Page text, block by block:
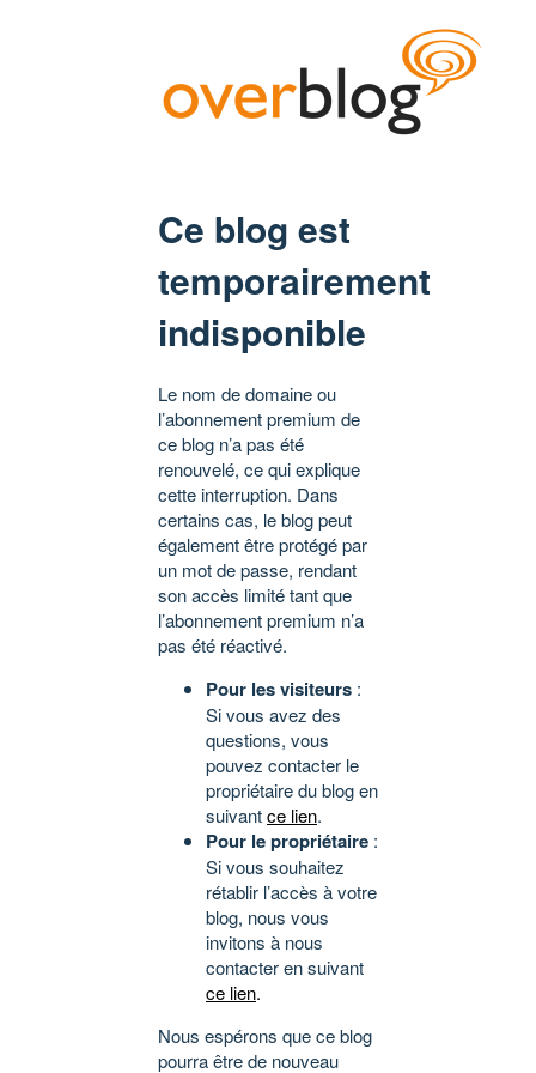
Ce blog est
temporairement
indisponible
Le nom de domaine ou
l’abonnement premium de
ce blog n’a pas été
renouvelé, ce qui explique
cette interruption. Dans
certains cas, le blog peut
également être protégé par
un mot de passe, rendant
son accès limité tant que
l’abonnement premium n’a
pas été réactivé.
Pour les visiteurs :
Si vous avez des
questions, vous
pouvez contacter le
propriétaire du blog en
suivantce lien.
Pour le propriétaire :
Si vous souhaitez
rétablir l’accès à votre
blog, nous vous
invitons à nous
contacter en suivant
ce lien.
Nous espérons que ce blog
pourra être de nouveau